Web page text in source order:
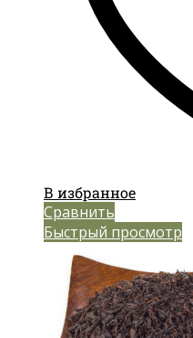
В избранное
Сравнить
Быстрый просмотр